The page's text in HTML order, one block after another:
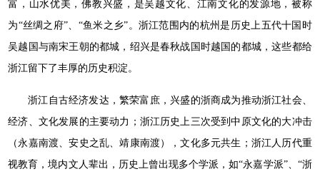
富，山水优美，佛教兴盛，是吴越文化、江南文化的发源地，被称
为“丝绸之府”、“鱼米之乡”。浙江范围内的杭州是历史上五代十国时
吴越国与南宋王朝的都城，绍兴是春秋战国时越国的都城，这些都给
浙江留下了丰厚的历史积淀。
浙江自古经济发达，繁荣富庶，兴盛的浙商成为推动浙江社会、
经济、文化发展的主要动力；浙江历史上三次受到中原文化的大冲击
（永嘉南渡、安史之乱、靖康南渡），文化多元共生；浙江人历代重
视教育，境内文人辈出，历史上曾出现多个学派，如“永嘉学派”、“浙